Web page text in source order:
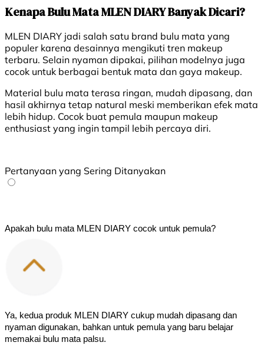
Kenapa Bulu Mata MLEN DIARY Banyak Dicari?
MLEN DIARY jadi salah satu brand bulu mata yang
populer karena desainnya mengikuti tren makeup
terbaru. Selain nyaman dipakai, pilihan modelnya juga
cocok untuk berbagai bentuk mata dan gaya makeup.
Material bulu mata terasa ringan, mudah dipasang, dan
hasil akhirnya tetap natural meski memberikan efek mata
lebih hidup. Cocok buat pemula maupun makeup
enthusiast yang ingin tampil lebih percaya diri.
Pertanyaan yang Sering Ditanyakan
Apakah bulu mata MLEN DIARY cocok untuk pemula?
Ya, kedua produk MLEN DIARY cukup mudah dipasang dan
nyaman digunakan, bahkan untuk pemula yang baru belajar
memakai bulu mata palsu.